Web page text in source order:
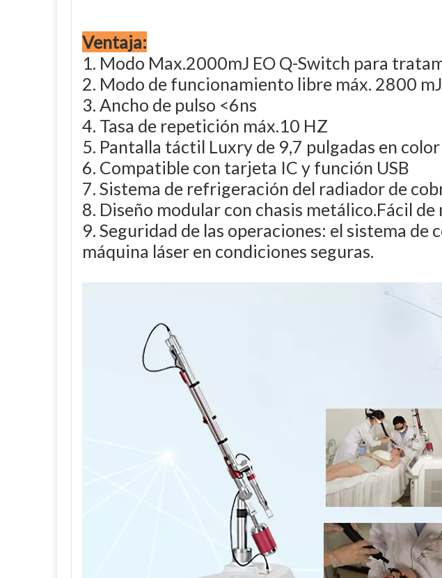
Ventaja:
1. Modo Max.2000mJ EO Q-Switch para
2. Modo de funcionamiento libre máx. 2800
3. Ancho de pulso <6ns
4. Tasa de repetición máx.10 HZ
5. Pantalla táctil Luxry de 9,7 pulgadas en
6. Compatible con tarjeta IC y función USB
7. Sistema de refrigeración del radiador de
8. Diseño modular con chasis metálico.Fácil de
9. Seguridad de las operaciones: el sistema
máquina láser en condiciones seguras.